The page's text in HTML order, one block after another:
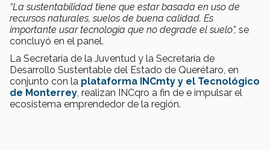
“La sustentabilidad tiene que estar basada en uso de
recursos naturales, suelos de buena calidad. Es
importante usar tecnología que no degrade el suelo”, se
concluyó en el panel.
La Secretaría de la Juventud y la Secretaría de
Desarrollo Sustentable del Estado de Querétaro, en
conjunto con la plataforma INCmty y el Tecnológico
de Monterrey , realizan INCqro a fin de e impulsar el
ecosistema emprendedor de la región.